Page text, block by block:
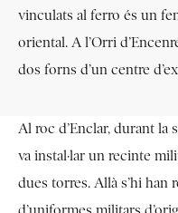
vinculats al ferro és un
oriental. A l’Orri
dos forns d’un centre
Al roc d’Enclar, durant la
va instal·lar un recinte
dues torres. Allà s’hi han